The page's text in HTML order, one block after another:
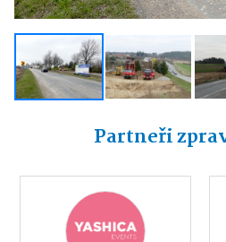
Partneři